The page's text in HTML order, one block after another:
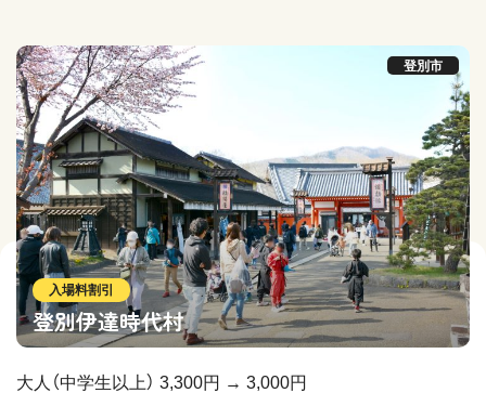
登別市
入場料割引
登別伊達時代村
大人（中学生以上） 3,300円 → 3,000円